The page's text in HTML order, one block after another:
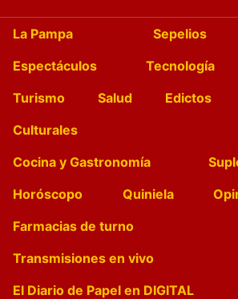
La Pampa Sepelios
Espectáculos
Tecnología
Turismo
Salud Edictos
Culturales
Cocina y Gastronomía
Horóscopo
Quiniela
Farmacias de turno
Transmisiones en vivo
El Diario de Papel en DIGITAL